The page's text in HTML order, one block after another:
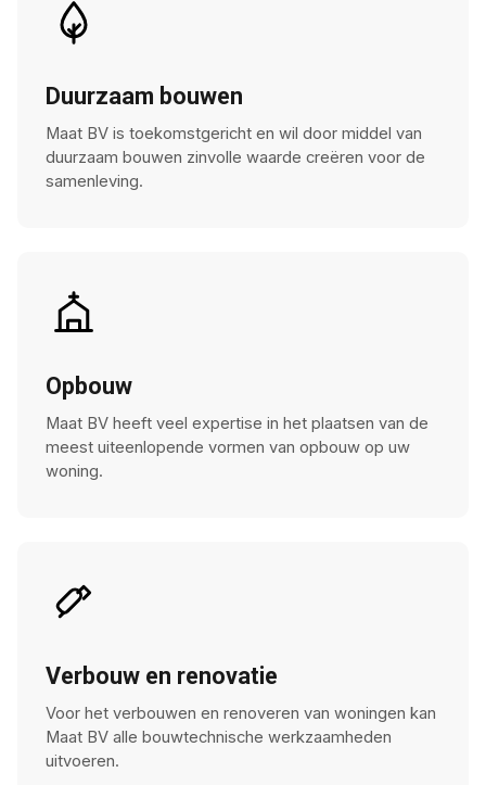
Duurzaam bouwen
Maat BV is toekomstgericht en wil door middel van
duurzaam bouwen zinvolle waarde creëren voor de
samenleving.
Opbouw
Maat BV heeft veel expertise in het plaatsen van de
meest uiteenlopende vormen van opbouw op uw
woning.
Verbouw en renovatie
Voor het verbouwen en renoveren van woningen kan
Maat BV alle bouwtechnische werkzaamheden
uitvoeren.